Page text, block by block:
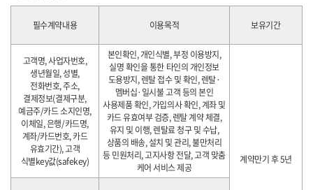
필수계약내용 이용목적 보유기간
고객명, 사업자번호,
생년월일, 성별,
전화번호, 주소,
결제정보(결제구분,
예금주/카드 소지인명,
이체일, 은행/카드명,
계좌/카드번호, 카드
유효기간), 고객
식별key값(safekey)
본인확인, 개인식별, 부정 이용방지,
실명 확인을 통한 타인의 개인정보
도용방지, 렌탈 접수 및 확인, 렌탈·
멤버십·일시불 고객 등의 본인
사용제품 확인, 가입의사 확인, 계좌 및
카드 유효여부 검증, 렌탈 계약 체결,
유지 및 이행, 렌탈료 청구 및 수납,
상품의 배송, 설치 및 관리, 불만처리
등 민원처리, 고지사항 전달, 고객 맞춤
케어 서비스 제공
계약만기 후 5년